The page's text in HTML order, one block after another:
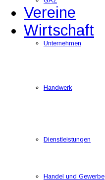
Vereine
Wirtschaft
Unternehmen
Handwerk
Dienstleistungen
Handel und Gewerbe